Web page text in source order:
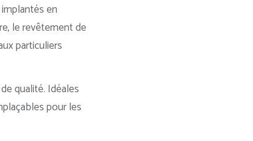
en
le revêtement de
particuliers
qualité. Idéales
pour les